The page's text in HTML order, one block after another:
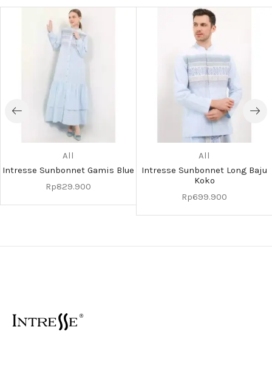
All
Intresse Sunbonnet Gamis Blue
Rp829.900
All
Intresse Sunbonnet Long Baju
Koko
Rp699.900